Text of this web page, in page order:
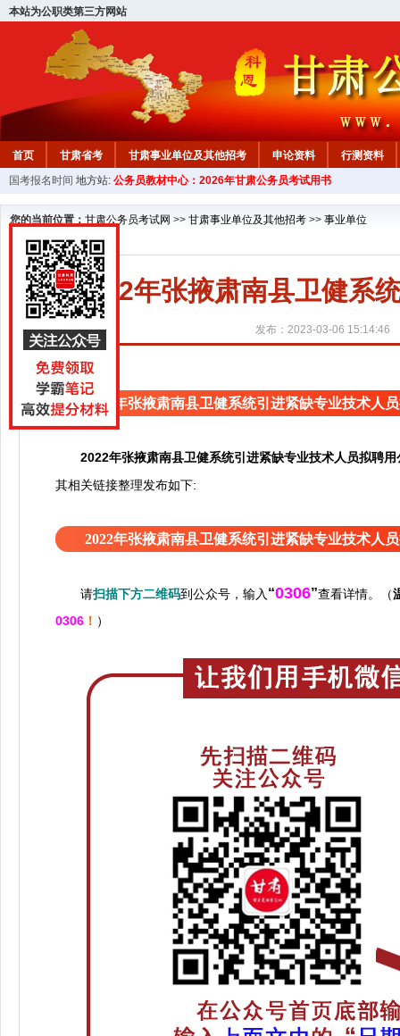
本站为公职类第三方网站
首页 甘肃省考 甘肃事业单位及其他招考 申论资料
行测资料
国考报名时间 地方站: 公务员教材中心：2026年甘肃公务员考试用书
您的当前位置： 甘肃公务员考试网 >> 甘肃事业单位及其他招考 >> 事业单位
2022年张掖肃南县卫健系
发布：2023-03-06 15:14:46
2022年张掖肃南县卫健系统引进紧缺专业技术人
2022年张掖肃南县卫健系统引进紧缺专业技术人员拟聘用
其相关链接整理发布如下:
2022年张掖肃南县卫健系统引进紧缺专业技术人
请扫描下方二维码到公众号，输入 “0306”查看详情。（
0306 ！ ）